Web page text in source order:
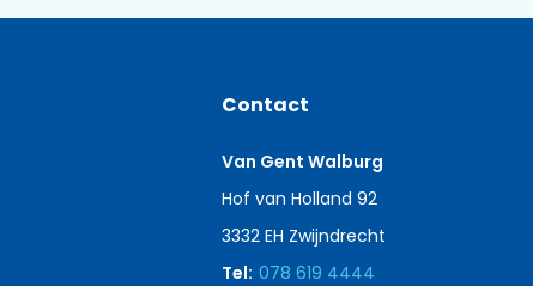
Contact
Van Gent Walburg
Hof van Holland 92
3332 EH Zwijndrecht
Tel: 078 619 4444